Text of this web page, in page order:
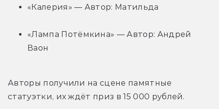
«Калерия» — Автор: Матильда
«Лампа Потёмкина» — Автор: Андрей
Ваон
Авторы получили на сцене памятные
статуэтки, их ждёт приз в 15 000 рублей.